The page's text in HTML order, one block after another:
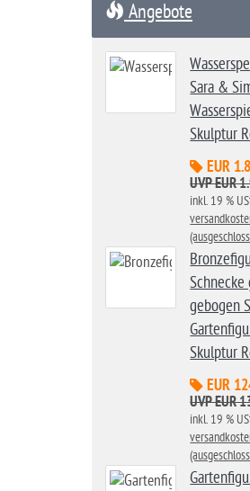
Angebote
Sara &
Skulptur
EUR
UVP EUR
inkl. 19 %
Schnecke
gebogen
Skulptur
EUR
UVP EUR
inkl. 19 %